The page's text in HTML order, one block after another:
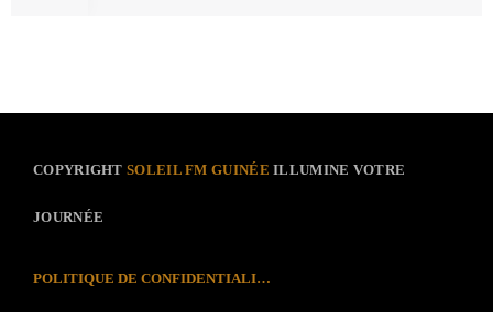
COPYRIGHTSOLEIL FM GUINÉE ILLUMINE VOTRE
JOURNÉE
POLITIQUE DE CONFIDENTIALITÉ